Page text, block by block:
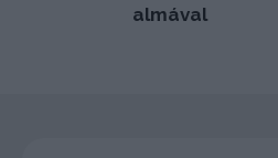
almával